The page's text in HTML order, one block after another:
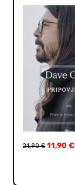
21,90€ 11,90€